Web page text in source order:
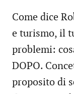
Come dice
e turismo, il
problemi:
DOPO.
proposito di